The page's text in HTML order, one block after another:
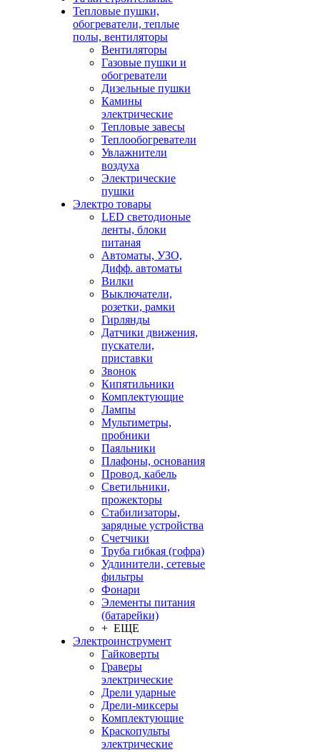
Тепловые пушки,
обогреватели, теплые
полы, вентиляторы
Вентиляторы
Газовые пушки и
обогреватели
Дизельные пушки
Камины
электрические
Тепловые завесы
Теплообогреватели
Увлажнители
воздуха
Электрические
пушки
Электро товары
LED светодионые
ленты, блоки
питаная
Автоматы, УЗО,
Дифф. автоматы
Вилки
Выключатели,
розетки, рамки
Гирлянды
Датчики движения,
пускатели,
приставки
Звонок
Кипятильники
Комплектующие
Лампы
Мультиметры,
пробники
Паяльники
Плафоны, основания
Провод, кабель
Светильники,
прожекторы
Стабилизаторы,
зарядные устройства
Счетчики
Труба гибкая (гофра)
Удлинители, сетевые
фильтры
Фонари
Элементы питания
(батарейки)
+ ЕЩЕ
Электроинструмент
Гайковерты
Граверы
электрические
Дрели ударные
Дрели-миксеры
Комплектующие
Краскопульты
электрические